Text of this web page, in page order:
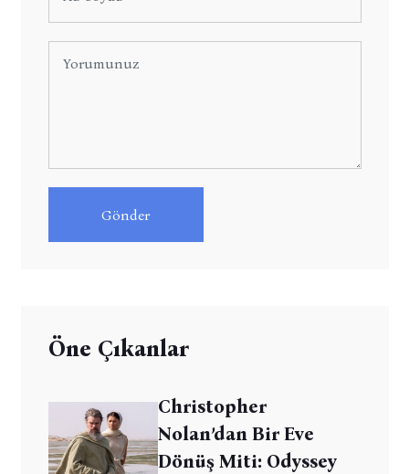
Gönder
Öne Çıkanlar
Christopher
Nolan’dan Bir Eve
Dönüş Miti: Odyssey